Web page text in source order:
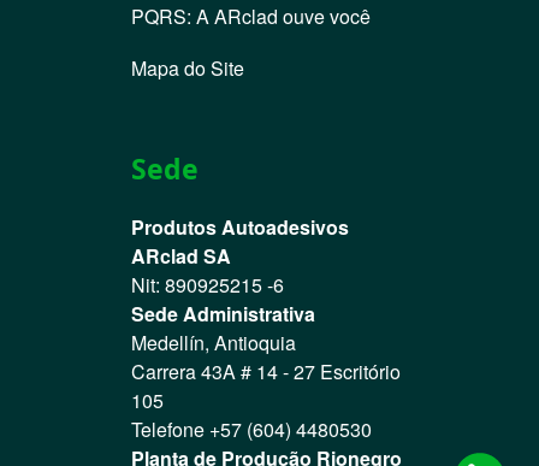
PQRS: A ARclad ouve você
Mapa do Site
Sede
Produtos Autoadesivos
ARclad SA
Nit: 890925215 -6
Sede Administrativa
Medellín, Antioquia
Carrera 43A # 14 - 27 Escritório
105
Telefone +57 (604) 4480530
Planta de Produção Rionegro